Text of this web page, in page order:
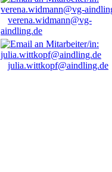
verena.widmann@vg-
aindling.de
julia.wittkopf@aindling.de